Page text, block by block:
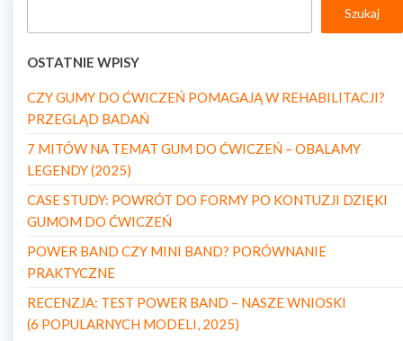
Szukaj
OSTATNIE WPISY
CZY GUMY DO ĆWICZEŃ POMAGAJĄ W REHABILITACJI?
PRZEGLĄD BADAŃ
7 MITÓW NA TEMAT GUM DO ĆWICZEŃ – OBALAMY
LEGENDY (2025)
CASE STUDY: POWRÓT DO FORMY PO KONTUZJI DZIĘKI
GUMOM DO ĆWICZEŃ
POWER BAND CZY MINI BAND? PORÓWNANIE
PRAKTYCZNE
RECENZJA: TEST POWER BAND – NASZE WNIOSKI
(6 POPULARNYCH MODELI, 2025)